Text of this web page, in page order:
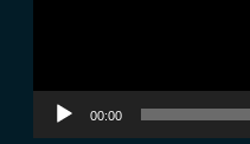
00:00